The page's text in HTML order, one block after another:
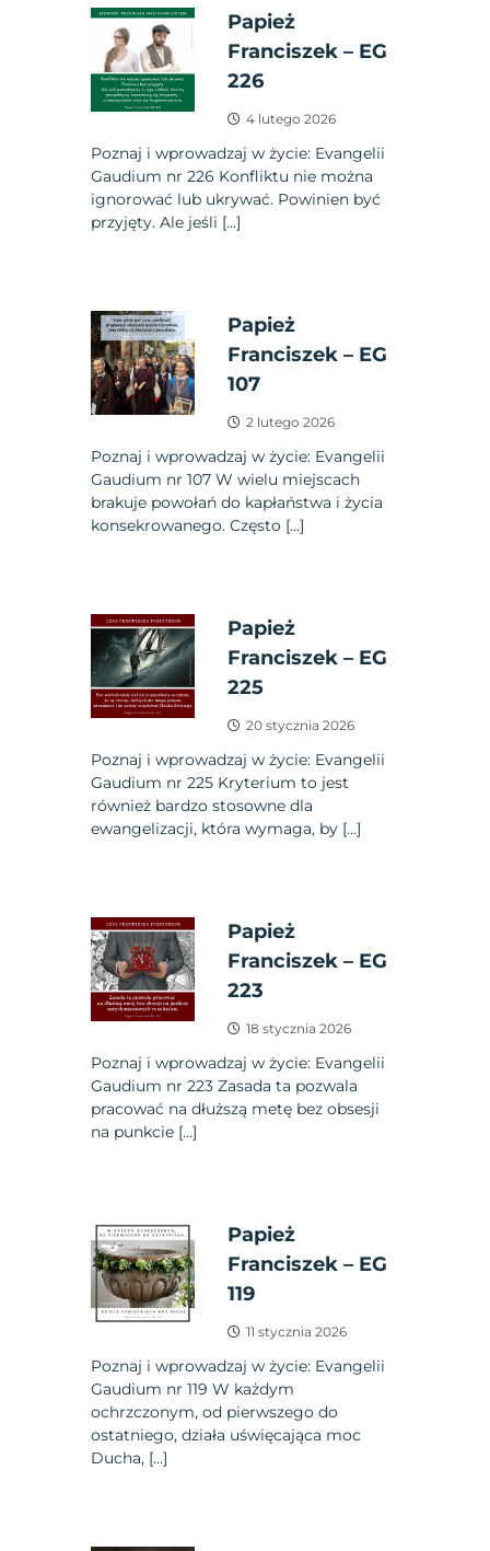
Papież
Franciszek – EG
226
4 lutego 2026
Poznaj i wprowadzaj w życie: Evangelii
Gaudium nr 226 Konfliktu nie można
ignorować lub ukrywać. Powinien być
przyjęty. Ale jeśli […]
Papież
Franciszek – EG
107
2 lutego 2026
Poznaj i wprowadzaj w życie: Evangelii
Gaudium nr 107 W wielu miejscach
brakuje powołań do kapłaństwa i życia
konsekrowanego. Często […]
Papież
Franciszek – EG
225
20 stycznia 2026
Poznaj i wprowadzaj w życie: Evangelii
Gaudium nr 225 Kryterium to jest
również bardzo stosowne dla
ewangelizacji, która wymaga, by […]
Papież
Franciszek – EG
223
18 stycznia 2026
Poznaj i wprowadzaj w życie: Evangelii
Gaudium nr 223 Zasada ta pozwala
pracować na dłuższą metę bez obsesji
na punkcie […]
Papież
Franciszek – EG
119
11 stycznia 2026
Poznaj i wprowadzaj w życie: Evangelii
Gaudium nr 119 W każdym
ochrzczonym, od pierwszego do
ostatniego, działa uświęcająca moc
Ducha, […]